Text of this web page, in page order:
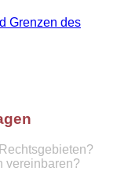
Grenzen des
vereinbaren?